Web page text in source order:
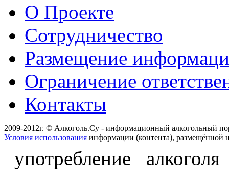
О Проекте
Сотрудничество
Размещение
Ограничение
Контакты
2009-2012г. © Алкоголь.Су - информационный алкогольный
Условия использования информации (контента), размещённой
употребление